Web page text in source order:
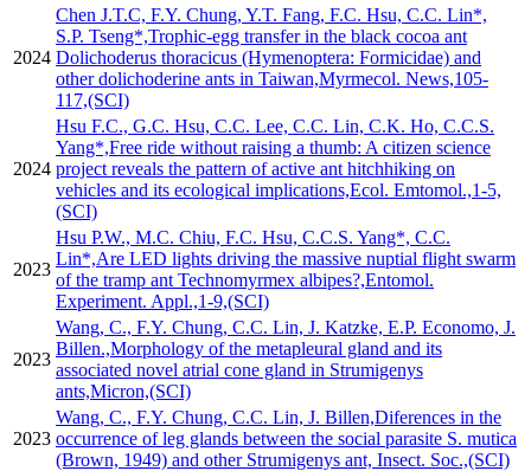
2024
Chen J.T.C, F.Y. Chung, Y.T. Fang, F.C. Hsu, C.C. Lin*,
S.P. Tseng*,Trophic-egg transfer in the black cocoa ant
Dolichoderus thoracicus (Hymenoptera: Formicidae) and
other dolichoderine ants in Taiwan,Myrmecol. News,105-
117,(SCI)
2024
Hsu F.C., G.C. Hsu, C.C. Lee, C.C. Lin, C.K. Ho, C.C.S.
Yang*,Free ride without raising a thumb: A citizen science
project reveals the pattern of active ant hitchhiking on
vehicles and its ecological implications,Ecol. Emtomol.,1-5,
(SCI)
2023
Hsu P.W., M.C. Chiu, F.C. Hsu, C.C.S. Yang*, C.C.
Lin*,Are LED lights driving the massive nuptial flight swarm
of the tramp ant Technomyrmex albipes?,Entomol.
Experiment. Appl.,1-9,(SCI)
2023
Wang, C., F.Y. Chung, C.C. Lin, J. Katzke, E.P. Economo, J.
Billen.,Morphology of the metapleural gland and its
associated novel atrial cone gland in Strumigenys
ants,Micron,(SCI)
2023
Wang, C., F.Y. Chung, C.C. Lin, J. Billen,Diferences in the
occurrence of leg glands between the social parasite S. mutica
(Brown, 1949) and other Strumigenys ant, Insect. Soc.,(SCI)